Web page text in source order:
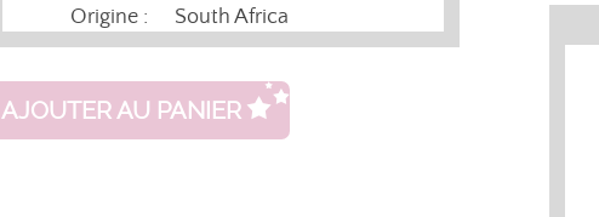
Origine :
South Africa
AJOUTER AU PANIER